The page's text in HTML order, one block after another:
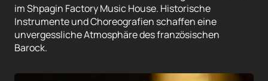
im Shpagin Factory Music House. Historische
Instrumente und Choreografien schaffen eine
unvergessliche Atmosphäre des französischen
Barock.